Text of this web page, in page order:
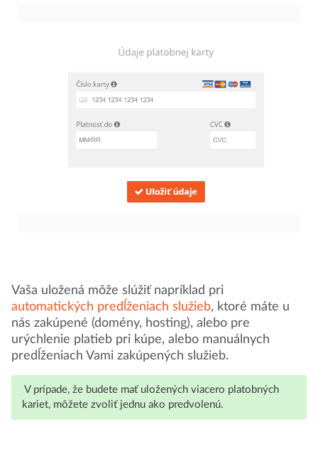
Vaša uložená môže slúžiť napríklad pri
automatických predĺženiach služieb, ktoré máte u
nás zakúpené (domény, hosting), alebo pre
urýchlenie platieb pri kúpe, alebo manuálnych
predĺženiach Vami zakúpených služieb.
V prípade, že budete mať uložených viacero platobných
kariet, môžete zvoliť jednu ako predvolenú.